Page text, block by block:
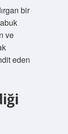
bir
ve
eden